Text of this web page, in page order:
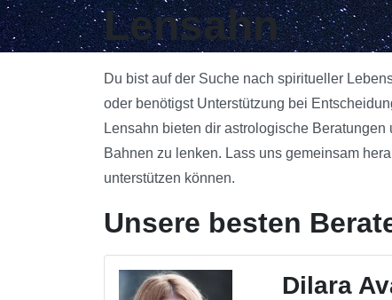
Lensahn
Du bist auf der Suche nach spiritueller
oder benötigst Unterstützung bei
Lensahn bieten dir astrologische
Bahnen zu lenken. Lass uns gemeinsam
unterstützen können.
Unsere besten
Dilara